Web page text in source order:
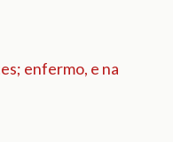
enfermo, e na